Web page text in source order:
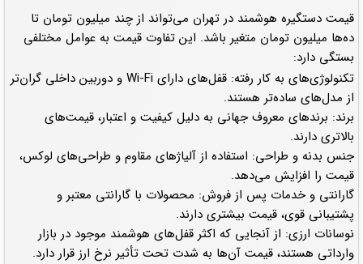
قیمت دستگیره هوشمند در تهران می‌تواند از چند میلیون تومان تا
ده‌ها میلیون تومان متغیر باشد. این تفاوت قیمت به عوامل مختلفی
بستگی دارد:
تکنولوژی‌های به کار رفته: قفل‌های دارای Wi-Fi و دوربین داخلی گران‌تر
از مدل‌های ساده‌تر هستند.
برند: برندهای معروف جهانی به دلیل کیفیت و اعتبار، قیمت‌های
بالاتری دارند.
جنس بدنه و طراحی: استفاده از آلیاژهای مقاوم و طراحی‌های لوکس،
قیمت را افزایش می‌دهد.
گارانتی و خدمات پس از فروش: محصولات با گارانتی معتبر و
پشتیبانی قوی، قیمت بیشتری دارند.
نوسانات ارزی: از آنجایی که اکثر قفل‌های هوشمند موجود در بازار
وارداتی هستند، قیمت آن‌ها به شدت تحت تأثیر نرخ ارز قرار دارد.